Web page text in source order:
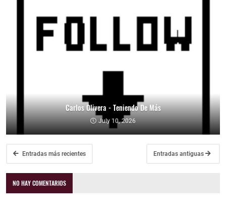
Carlos Olivera - Teniendo De Más
July 10, 2026
Entradas más recientes Entradas antiguas
NO HAY COMENTARIOS